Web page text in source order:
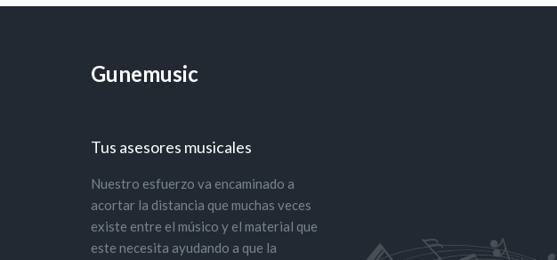
Gunemusic
Tus asesores musicales
Nuestro esfuerzo va encaminado a
acortar la distancia que muchas veces
existe entre el músico y el material que
este necesita ayudando a que la